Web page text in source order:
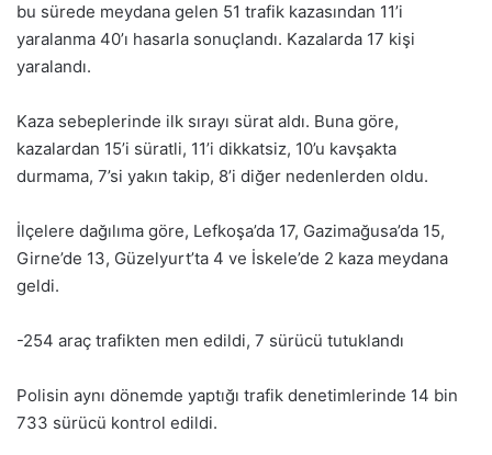
bu sürede meydana gelen 51 trafik kazasından 11’i
yaralanma 40’ı hasarla sonuçlandı. Kazalarda 17 kişi
yaralandı.
Kaza sebeplerinde ilk sırayı sürat aldı. Buna göre,
kazalardan 15’i süratli, 11’i dikkatsiz, 10’u kavşakta
durmama, 7’si yakın takip, 8’i diğer nedenlerden oldu.
İlçelere dağılıma göre, Lefkoşa’da 17, Gazimağusa’da 15,
Girne’de 13, Güzelyurt’ta 4 ve İskele’de 2 kaza meydana
geldi.
-254 araç trafikten men edildi, 7 sürücü tutuklandı
Polisin aynı dönemde yaptığı trafik denetimlerinde 14 bin
733 sürücü kontrol edildi.